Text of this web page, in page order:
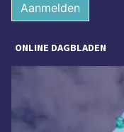
Aanmelden
ONLINE DAGBLADEN